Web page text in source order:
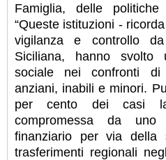
Famiglia, delle
“Queste istituzioni -
vigilanza e controllo
Siciliana, hanno svolto
sociale nei confronti
anziani, inabili e minori.
per cento dei casi
compromessa da uno
finanziario per via della
trasferimenti regionali